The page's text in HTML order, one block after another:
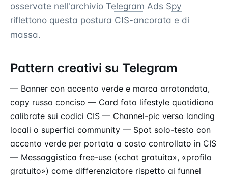
osservate nell'archivio Telegram Ads Spy
riflettono questa postura CIS-ancorata e di
massa.
Pattern creativi su Telegram
— Banner con accento verde e marca arrotondata,
copy russo conciso — Card foto lifestyle quotidiano
calibrate sui codici CIS — Channel-pic verso landing
locali o superfici community — Spot solo-testo con
accento verde per portata a costo controllato in CIS
— Messaggistica free-use («chat gratuita», «profilo
gratuito») come differenziatore rispetto ai funnel